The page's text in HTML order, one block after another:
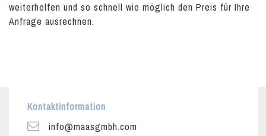
weiterhelfen und so schnell wie möglich den Preis für Ihre
Anfrage ausrechnen.
Kontaktinformation
info@maasgmbh.com